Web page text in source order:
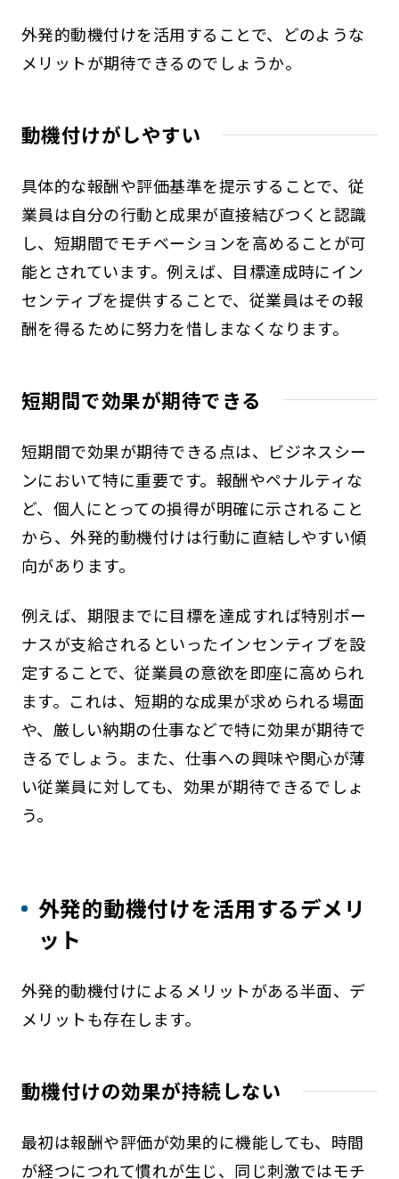
外発的動機付けを活用することで、どのような
メリットが期待できるのでしょうか。
動機付けがしやすい
具体的な報酬や評価基準を提示することで、従
業員は自分の行動と成果が直接結びつくと認識
し、短期間でモチベーションを高めることが可
能とされています。例えば、目標達成時にイン
センティブを提供することで、従業員はその報
酬を得るために努力を惜しまなくなります。
短期間で効果が期待できる
短期間で効果が期待できる点は、ビジネスシー
ンにおいて特に重要です。報酬やペナルティな
ど、個人にとっての損得が明確に示されること
から、外発的動機付けは行動に直結しやすい傾
向があります。
例えば、期限までに目標を達成すれば特別ボー
ナスが支給されるといったインセンティブを設
定することで、従業員の意欲を即座に高められ
ます。これは、短期的な成果が求められる場面
や、厳しい納期の仕事などで特に効果が期待で
きるでしょう。また、仕事への興味や関心が薄
い従業員に対しても、効果が期待できるでしょ
う。
外発的動機付けを活用するデメリ
ット
外発的動機付けによるメリットがある半面、デ
メリットも存在します。
動機付けの効果が持続しない
最初は報酬や評価が効果的に機能しても、時間
が経つにつれて慣れが生じ、同じ刺激ではモチ